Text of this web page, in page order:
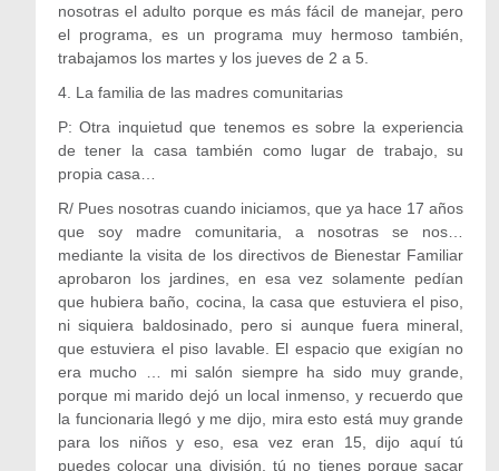
nosotras el adulto porque es más fácil de manejar, pero
el programa, es un programa muy hermoso también,
trabajamos los martes y los jueves de 2 a 5.
4. La familia de las madres comunitarias
P: Otra inquietud que tenemos es sobre la experiencia
de tener la casa también como lugar de trabajo, su
propia casa…
R/ Pues nosotras cuando iniciamos, que ya hace 17 años
que soy madre comunitaria, a nosotras se nos…
mediante la visita de los directivos de Bienestar Familiar
aprobaron los jardines, en esa vez solamente pedían
que hubiera baño, cocina, la casa que estuviera el piso,
ni siquiera baldosinado, pero si aunque fuera mineral,
que estuviera el piso lavable. El espacio que exigían no
era mucho … mi salón siempre ha sido muy grande,
porque mi marido dejó un local inmenso, y recuerdo que
la funcionaria llegó y me dijo, mira esto está muy grande
para los niños y eso, esa vez eran 15, dijo aquí tú
puedes colocar una división, tú no tienes porque sacar